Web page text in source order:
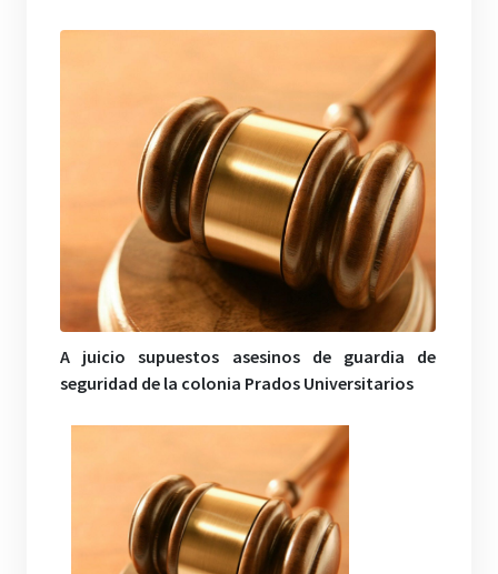
A juicio supuestos asesinos de guardia de
seguridad de la colonia Prados Universitarios